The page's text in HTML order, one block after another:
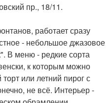
пр., 18/11.
работает сразу
- небольшое джазовое
В меню - редкие сорта
к которым можно
или летний пирог с
не всё. Интерьер -